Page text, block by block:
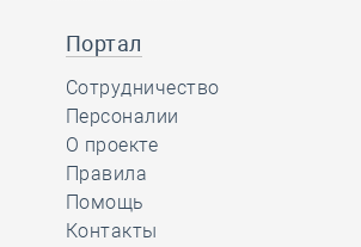
Портал
Сотрудничество
Персоналии
О проекте
Правила
Помощь
Контакты